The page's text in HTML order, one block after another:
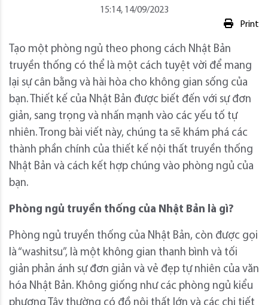
15:14, 14/09/2023
Print
Tạo một phòng ngủ theo phong cách Nhật Bản
truyền thống có thể là một cách tuyệt vời để mang
lại sự cân bằng và hài hòa cho không gian sống của
bạn. Thiết kế của Nhật Bản được biết đến với sự đơn
giản, sang trọng và nhấn mạnh vào các yếu tố tự
nhiên. Trong bài viết này, chúng ta sẽ khám phá các
thành phần chính của thiết kế nội thất truyền thống
Nhật Bản và cách kết hợp chúng vào phòng ngủ của
bạn.
Phòng ngủ truyền thống của Nhật Bản là gì?
Phòng ngủ truyền thống của Nhật Bản, còn được gọi
là “washitsu”, là một không gian thanh bình và tối
giản phản ánh sự đơn giản và vẻ đẹp tự nhiên của văn
hóa Nhật Bản. Không giống như các phòng ngủ kiểu